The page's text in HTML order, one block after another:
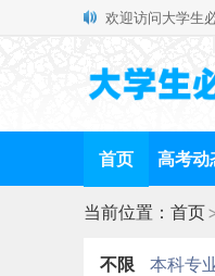
欢迎访问大学生
首页 高考动
当前位置： 首页
不限 本科专